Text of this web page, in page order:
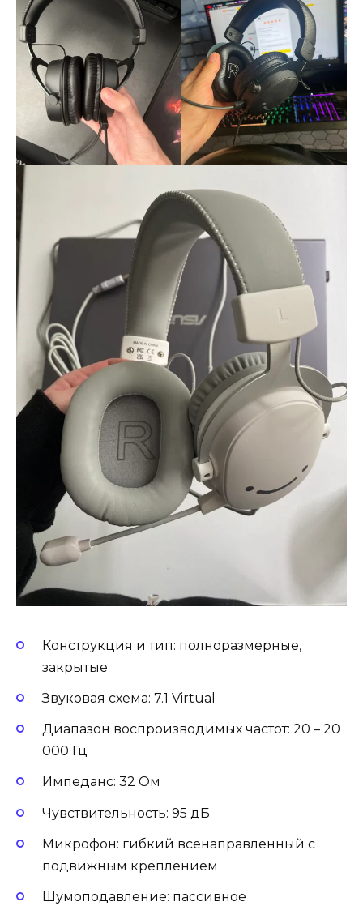
Конструкция и тип: полноразмерные,
закрытые
Звуковая схема: 7.1 Virtual
Диапазон воспроизводимых частот: 20 – 20
000 Гц
Импеданс: 32 Ом
Чувствительность: 95 дБ
Микрофон: гибкий всенаправленный с
подвижным креплением
Шумоподавление: пассивное